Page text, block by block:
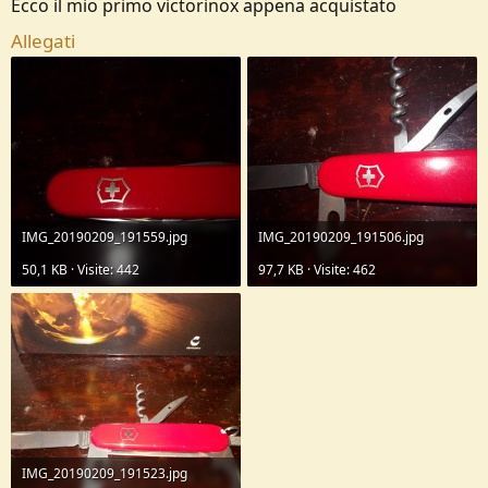
Ecco il mio primo victorinox appena acquistato
Allegati
IMG_20190209_191559.jpg
50,1 KB · Visite: 442
IMG_20190209_191506.jpg
97,7 KB · Visite: 462
IMG_20190209_191523.jpg